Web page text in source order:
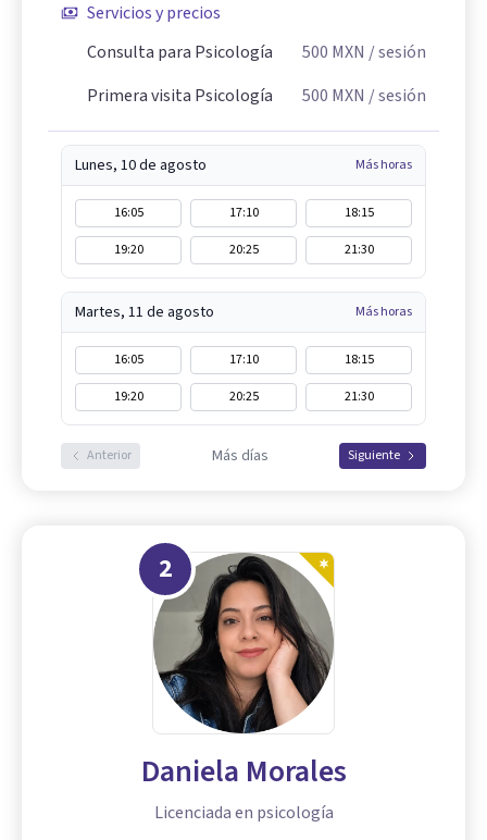
Servicios y precios
Consulta para Psicología
500 MXN / sesión
Primera visita Psicología
500 MXN / sesión
Lunes, 10 de agosto Más horas
16:05 17:10
18:15
19:20
20:25 21:30
Martes, 11 de agosto Más horas
16:05 17:10
18:15
19:20
20:25 21:30
Anterior Más días Siguiente
2
Daniela Morales
Licenciada en psicología